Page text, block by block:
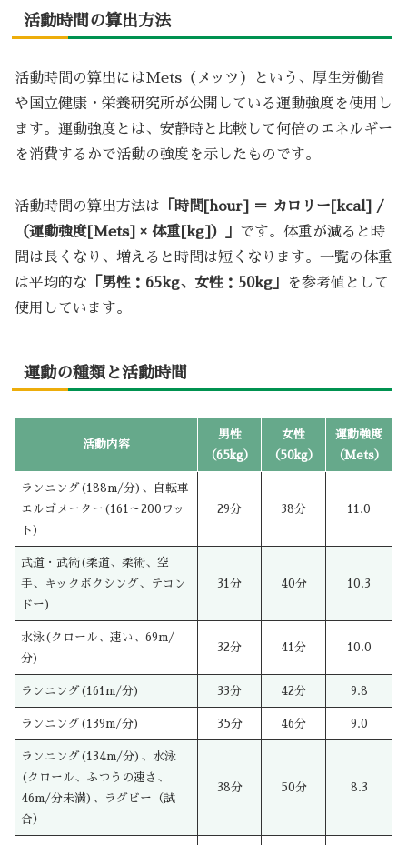
活動時間の算出方法
活動時間の算出にはMets（メッツ）という、厚生労働省
や国立健康・栄養研究所が公開している運動強度を使用し
ます。運動強度とは、安静時と比較して何倍のエネルギー
を消費するかで活動の強度を示したものです。
活動時間の算出方法は 「時間[hour] ＝ カロリー[kcal] /
（運動強度[Mets] × 体重[kg]）」 です。体重が減ると時
間は長くなり、増えると時間は短くなります。一覧の体重
は平均的な 「男性：65kg、女性：50kg」
を参考値として
使用しています。
運動の種類と活動時間
活動内容
男性
（65kg）
女性
（50kg）
運動強度
（Mets）
ランニング(188m/分)、自転車
エルゴメーター(161～200ワッ
ト)
29分 38分 11.0
武道・武術(柔道、柔術、空
手、キックボクシング、テコン
ドー)
31分 40分 10.3
水泳(クロール、速い、69m/
分)
32分 41分 10.0
ランニング(161m/分) 33分 42分 9.8
ランニング(139m/分) 35分 46分 9.0
ランニング(134m/分)、水泳
(クロール、ふつうの速さ、
46m/分未満)、ラグビー（試
合）
38分 50分 8.3